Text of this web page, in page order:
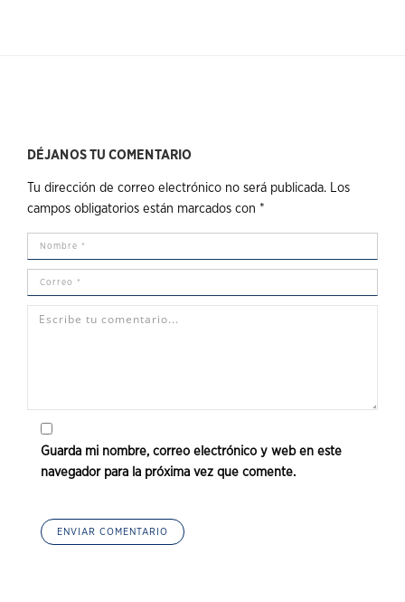
DÉJANOS TU COMENTARIO
Tu dirección de correo electrónico no será publicada. Los
campos obligatorios están marcados con *
Guarda mi nombre, correo electrónico y web en este
navegador para la próxima vez que comente.